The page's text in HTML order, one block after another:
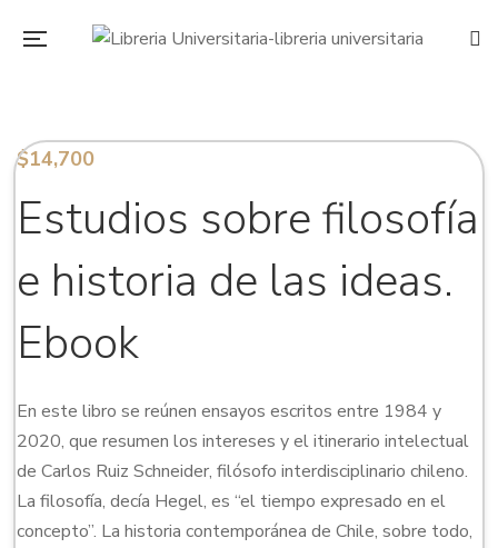
$14,700
Estudios sobre filosofía
e historia de las ideas.
Ebook
En este libro se reúnen ensayos escritos entre 1984 y
2020, que resumen los intereses y el itinerario intelectual
de Carlos Ruiz Schneider, filósofo interdisciplinario chileno.
La filosofía, decía Hegel, es “el tiempo expresado en el
concepto”. La historia contemporánea de Chile, sobre todo,